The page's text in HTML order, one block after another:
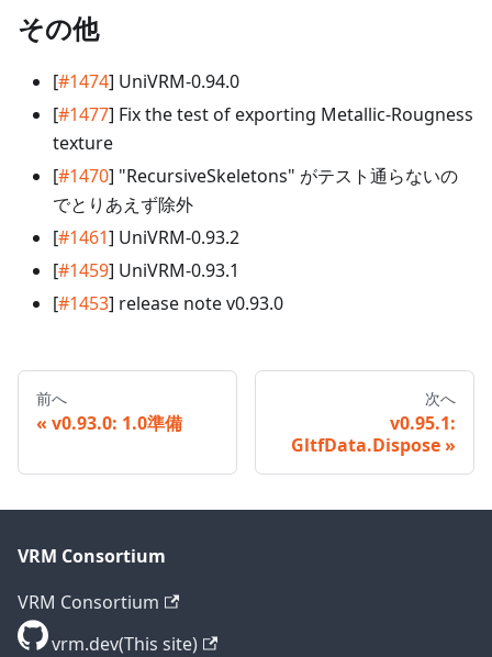
その他
[#1474] UniVRM-0.94.0
[#1477] Fix the test of exporting Metallic-Rougness
texture
[#1470] "RecursiveSkeletons" がテスト通らないの
でとりあえず除外
[#1461] UniVRM-0.93.2
[#1459] UniVRM-0.93.1
[#1453] release note v0.93.0
前へ
v0.93.0: 1.0準備
次へ
v0.95.1:
GltfData.Dispose
VRM Consortium
VRM Consortium
vrm.dev(This site)